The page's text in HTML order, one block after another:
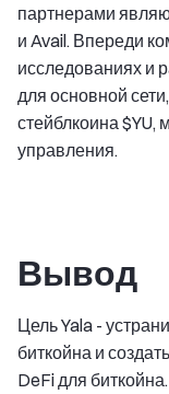
партнерами
и Avail. Впереди
исследованиях и
для основной
стейблкоина $YU,
управления.
Вывод
Цель Yala -
биткойна и
DeFi для